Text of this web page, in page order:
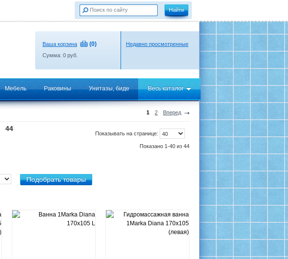
Ваша корзина (0)
Сумма: 0 руб.
Недавно просмотренные
Мебель Раковины Унитазы, биде Весь каталог
1 2 Вперед
Показывать на странице:
Показано 1-40 из 44
44